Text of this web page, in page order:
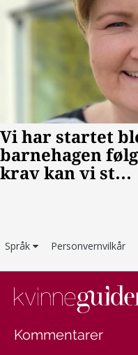
Språk Personvernvilkår
Kommentarer